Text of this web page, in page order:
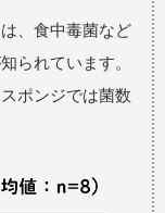
、食中毒菌など
られています。
ポンジでは菌数